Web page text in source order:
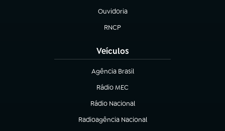
Ouvidoria
(abre em nova aba)
RNCP
(abre em nova aba)
Veículos
Agência Brasil
(abre em nova aba)
Rádio MEC
(abre em nova aba)
Rádio Nacional
Radioagência Nacional
(abre em nova aba)